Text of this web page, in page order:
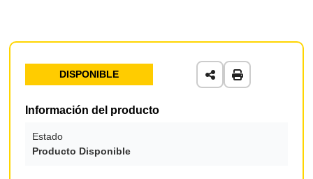
DISPONIBLE
Información del producto
Estado
Producto Disponible